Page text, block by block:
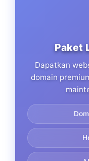
Paket
Dapatkan
domain